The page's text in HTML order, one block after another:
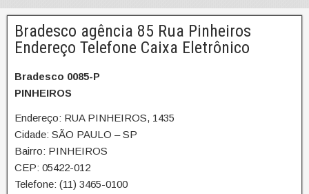
Bradesco agência 85 Rua Pinheiros
Endereço Telefone Caixa Eletrônico
Bradesco 0085-P
PINHEIROS
Endereço: RUA PINHEIROS, 1435
Cidade: SÃO PAULO – SP
Bairro: PINHEIROS
CEP: 05422-012
Telefone: (11) 3465-0100